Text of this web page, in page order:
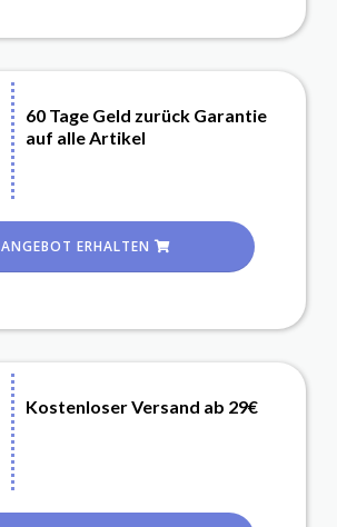
60 Tage Geld zurück Garantie
auf alle Artikel
ANGEBOT ERHALTEN
Kostenloser Versand ab 29€